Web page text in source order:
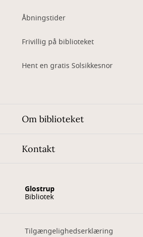
Åbningstider
Frivillig på biblioteket
Hent en gratis Solsikkesnor
Om biblioteket
Kontakt
Glostrup
Bibliotek
Tilgængelighedserklæring